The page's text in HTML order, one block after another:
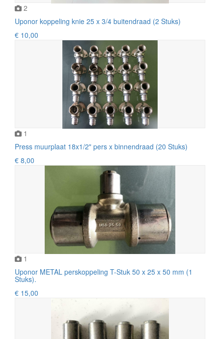
2
Uponor koppeling knie 25 x 3/4 buitendraad (2 Stuks)
€ 10,00
1
Press muurplaat 18x1/2" pers x binnendraad (20 Stuks)
€ 8,00
1
Uponor METAL perskoppeling T-Stuk 50 x 25 x 50 mm (1
Stuks).
€ 15,00